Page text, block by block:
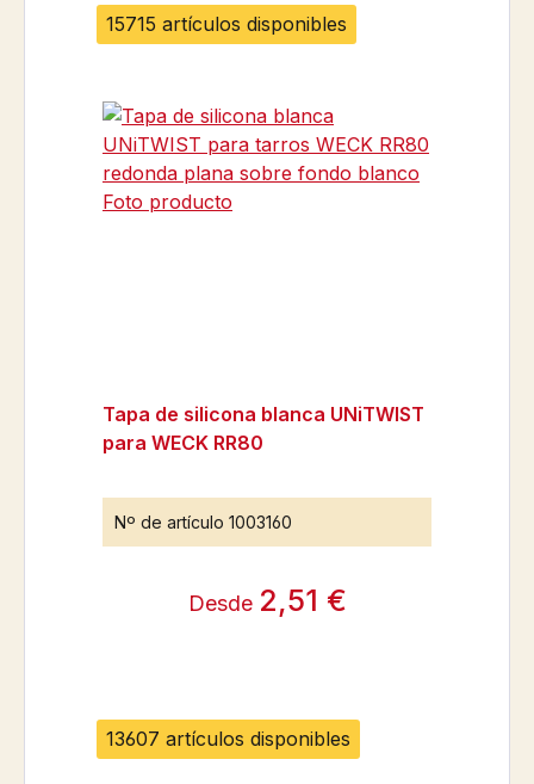
15715 artículos disponibles
13607 artículos disponibles
Tapa de silicona blanca UNiTWIST
para WECK RR80
Nº de artículo 1003160
Desde 2,51 €